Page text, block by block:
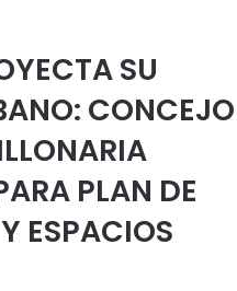
SU
CONCEJO
PLAN DE
ESPACIOS